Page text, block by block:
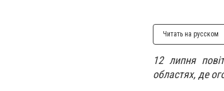
Читать на русском
12 липня
областях, де